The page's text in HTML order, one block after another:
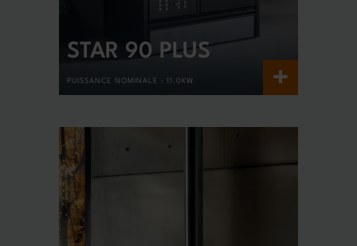
STAR 90 PLUS
PUISSANCE NOMINALE : 11.0KW +